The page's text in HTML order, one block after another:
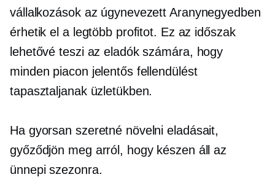
vállalkozások az úgynevezett Aranynegyedben
érhetik el a legtöbb profitot. Ez az időszak
lehetővé teszi az eladók számára, hogy
minden piacon jelentős fellendülést
tapasztaljanak üzletükben.
Ha gyorsan szeretné növelni eladásait,
győződjön meg arról, hogy készen áll az
ünnepi szezonra.